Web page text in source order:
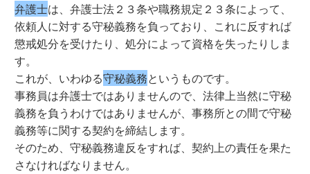
弁護士は、弁護士法２３条や職務規定２３条によって、
依頼人に対する守秘義務を負っており、これに反すれば
懲戒処分を受けたり、処分によって資格を失ったりしま
す。
これが、いわゆる守秘義務というものです。
事務員は弁護士ではありませんので、法律上当然に守秘
義務を負うわけではありませんが、事務所との間で守秘
義務等に関する契約を締結します。
そのため、守秘義務違反をすれば、契約上の責任を果た
さなければなりません。